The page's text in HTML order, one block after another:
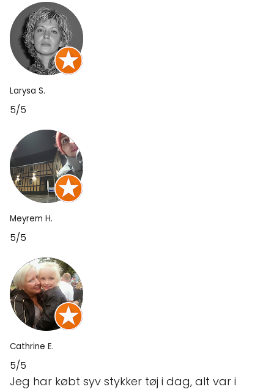
Larysa S.
5/5
Meyrem H.
5/5
Cathrine E.
5/5
Jeg har købt syv stykker tøj i dag, alt var i